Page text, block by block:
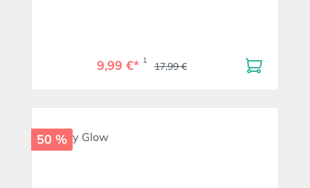
9,99 €* 1 17,99 €
50 %